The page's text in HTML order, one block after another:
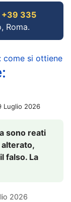
+39 335
Roma.
come si ottiene
Luglio 2026
sono reati
falso. La
2026